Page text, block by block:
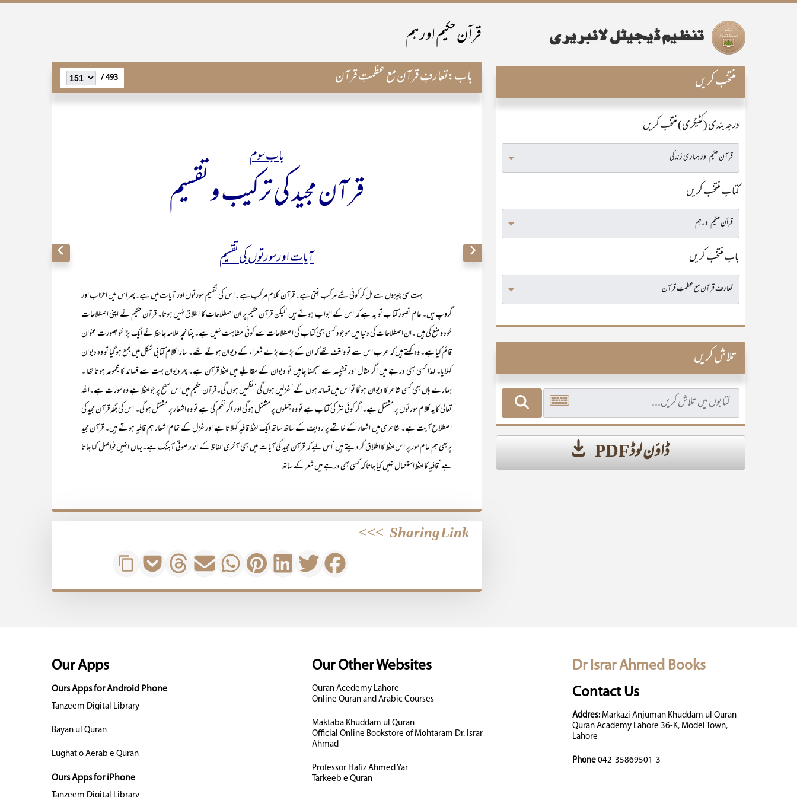
قراۤن حکیم اور ہم
باب:تعارفِ قرآن مع عظمتِ قرآن 493 /
باب سوم
قرآن مجید کی ترکیب و تقسیم
آیات اور سورتوں کی تقسیم
بہت سی چیزوں سے مل کر کوئی شے مرکب بنتی ہے۔ قرآن کلام مرکب ہے ۔اس کی تقسیم سورتوں اور آیات میں ہے۔پھر اس میں احزاب اور
گروپ ہیں۔ عام تصورِ کتاب تو یہ ہے کہ اس کے ابواب ہوتے ہیں ‘لیکن قرآن حکیم پر ان اصطلاحات کا اطلاق نہیں ہوتا۔ قرآن حکیم نے اپنی اصطلاحات
خود وضع کی ہیں ۔ان اصطلاحات کی دنیا میں موجود کسی بھی کتاب کی اصطلاحات سے کوئی مشابہت نہیں ہے۔ چنانچہ علامہ جاحظ نے ایک بڑا خوبصورت عنوان
قائم کیاہے۔ وہ کہتے ہیں کہ عرب اس سے تو واقف تھے کہ ان کے بڑے بڑے شعراء کے دیوان ہوتے تھے۔ سارا کلام کتابی شکل میں جمع ہو گیا تو وہ دیوان
کہلایا۔ لہذا کسی بھی درجے میں اگر مثال اور تشبیہہ سے سمجھنا چاہیں تو دیوان کے مقابلے میں لفظ قرآن ہے۔ پھردیوان بہت سے قصائد کا مجموعہ ہوتا تھا ۔
ہمارے ہاں بھی کسی شاعر کا دیوان ہو گا تو اس میں قصائد ہوں گے‘ غزلیں ہوں گی‘ نظمیں ہوں گی۔قرآن حکیم میں اس سطح پر جو لفظ ہے وہ سورت ہے۔اللہ
تعالیٰ کایہ کلام سورتوں پر مشتمل ہے۔ اگر کوئی نثر کی کتاب ہے تو وہ جملوں پر مشتمل ہو گی اور اگر نظم کی ہے تو وہ اشعار پر مشتمل ہو گی۔ اس کی جگہ قرآن مجید کی
اصطلاح آیت ہے۔ شاعری میں اشعار کے خاتمے پر ردیف کے ساتھ ساتھ ایک لفظ قافیہ کہلاتا ہے اور غزل کے تمام اشعار ہم قافیہ ہوتے ہیں۔ قرآن مجید
پربھی ہم عام طور پر اس لفظ کا اطلاق کر دیتے ہیں‘اس لیے کہ قرآن مجید کی آیات میں بھی آخری الفاظ کے اندر صوتی آہنگ ہے۔یہاں انہیں فواصل کہا جاتا
ہے‘قافیہ کا لفظ استعمال نہیں کیا جاتا کہ کسی بھی درجے میں شعر کے ساتھ
Sharing Link
>>>
منتخب کریں
درجہ بندی (کٹیگری) منتخب کریں
کتاب منتخب کریں
باب منتخب کریں
تلاش کریں
ڈاؤن لوڈ PDF
Dr Israr Ahmed Books
Contact Us
Addres:Markazi Anjuman Khuddam ul Quran
Quran Academy Lahore 36-K, Model Town,
Lahore
Phone 042-35869501-3
Our Other Websites
Quran Acedemy Lahore
Online Quran and Arabic Courses
Maktaba Khuddam ul Quran
Official Online Bookstore of Mohtaram Dr. Israr
Ahmad
Professor Hafiz Ahmed Yar
Tarkeeb e Quran
Our Apps
Ours Apps for Android Phone
Tanzeem Digital Library
Bayan ul Quran
Lughat o Aerab e Quran
Ours Apps for iPhone